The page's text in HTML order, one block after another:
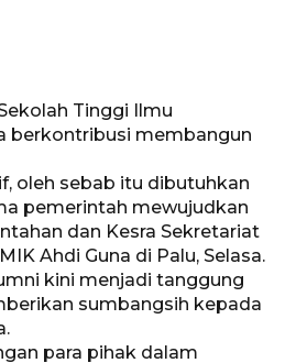
Tinggi Ilmu
berkontribusi membangun
oleh sebab itu dibutuhkan
pemerintah mewujudkan
dan Kesra Sekretariat
Ahdi Guna di Palu, Selasa.
kini menjadi tanggung
sumbangsih kepada
para pihak dalam